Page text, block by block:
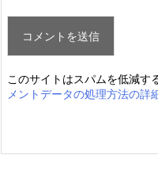
このサイトはスパムを低減す
メントデータの処理方法の詳